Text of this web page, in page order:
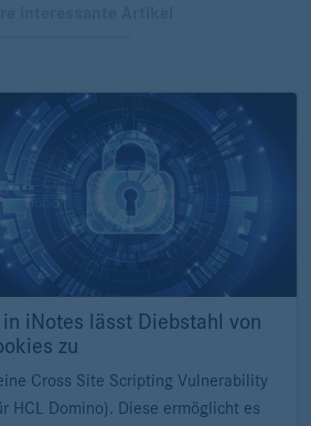
iNotes lässt Diebstahl von
zu
Cross Site Scripting Vulnerability
HCL Domino). Diese ermöglicht es